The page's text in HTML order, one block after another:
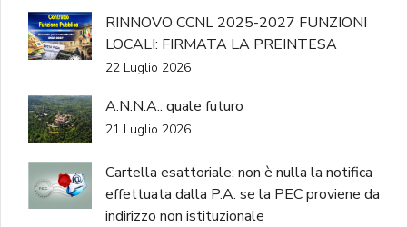
RINNOVO CCNL 2025-2027 FUNZIONI
LOCALI: FIRMATA LA PREINTESA
22 Luglio 2026
A.N.N.A.: quale futuro
21 Luglio 2026
Cartella esattoriale: non è nulla la notifica
effettuata dalla P.A. se la PEC proviene da
indirizzo non istituzionale